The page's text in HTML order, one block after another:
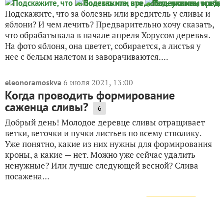
Подскажите, что за болезнь или вредитель у сливы и
яблони? И чем лечить? Предварительно хочу сказать,
что обрабатывала в начале апреля Хорусом деревья.
На фото яблоня, она цветет, собирается, а листья у
нее с белым налетом и заворачиваются....
eleonoramoskva 6 июля 2021, 13:00
Когда проводить формирование
саженца сливы? 6
Добрый день! Молодое деревце сливы отращивает
ветки, веточки и пучки листьев по всему стволику.
Уже понятно, какие из них нужны для формирования
кроны, а какие — нет. Можно уже сейчас удалить
ненужные? Или лучше следующей весной? Слива
посажена...